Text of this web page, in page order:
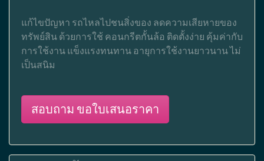
แก้ไขปัญหา รถไหลไปชนสิ่งของ ลดความเสียหายของ
ทรัพย์สิน ด้วยการใช้ คอนกรีตกั้นล้อ ติดตั้งง่าย คุ้มค่ากับ
การใช้งาน แข็งแรงทนทาน อายุการใช้งานยาวนาน ไม่
เป็นสนิม
สอบถาม ขอใบเสนอราคา